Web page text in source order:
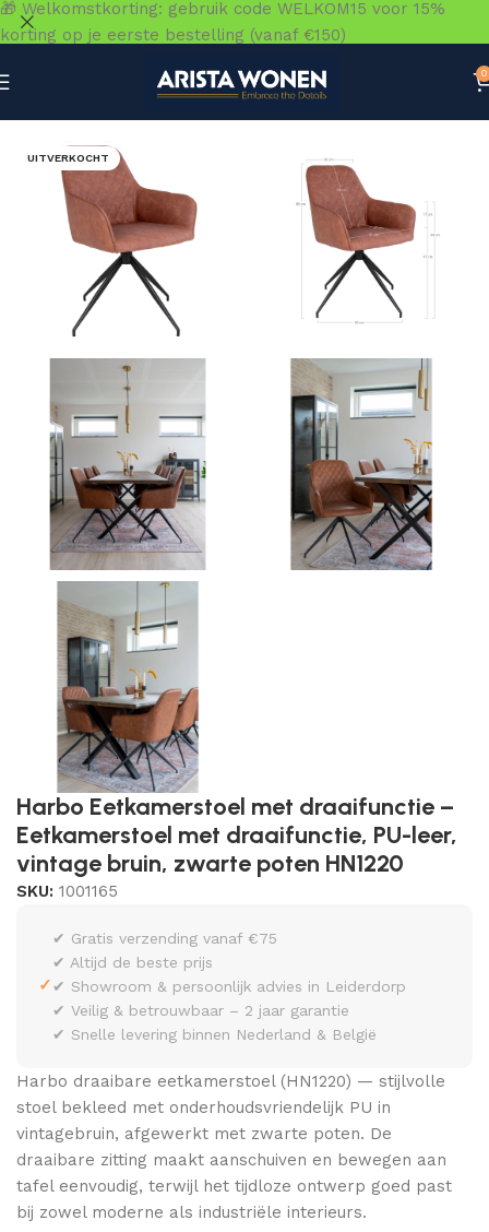
0
UITVERKOCHT
Harbo Eetkamerstoel met draaifunctie –
Eetkamerstoel met draaifunctie, PU-leer,
vintage bruin, zwarte poten HN1220
SKU: 1001165
✓
✔ Gratis verzending vanaf €75
✔ Altijd de beste prijs
✔ Showroom & persoonlijk advies in Leiderdorp
✔ Veilig & betrouwbaar – 2 jaar garantie
✔ Snelle levering binnen Nederland & België
Harbo draaibare eetkamerstoel (HN1220) — stijlvolle
stoel bekleed met onderhoudsvriendelijk PU in
vintagebruin, afgewerkt met zwarte poten. De
draaibare zitting maakt aanschuiven en bewegen aan
tafel eenvoudig, terwijl het tijdloze ontwerp goed past
bij zowel moderne als industriële interieurs.
🎁 Welkomstkorting: gebruik code WELKOM15 voor 15%
korting op je eerste bestelling (vanaf €150)